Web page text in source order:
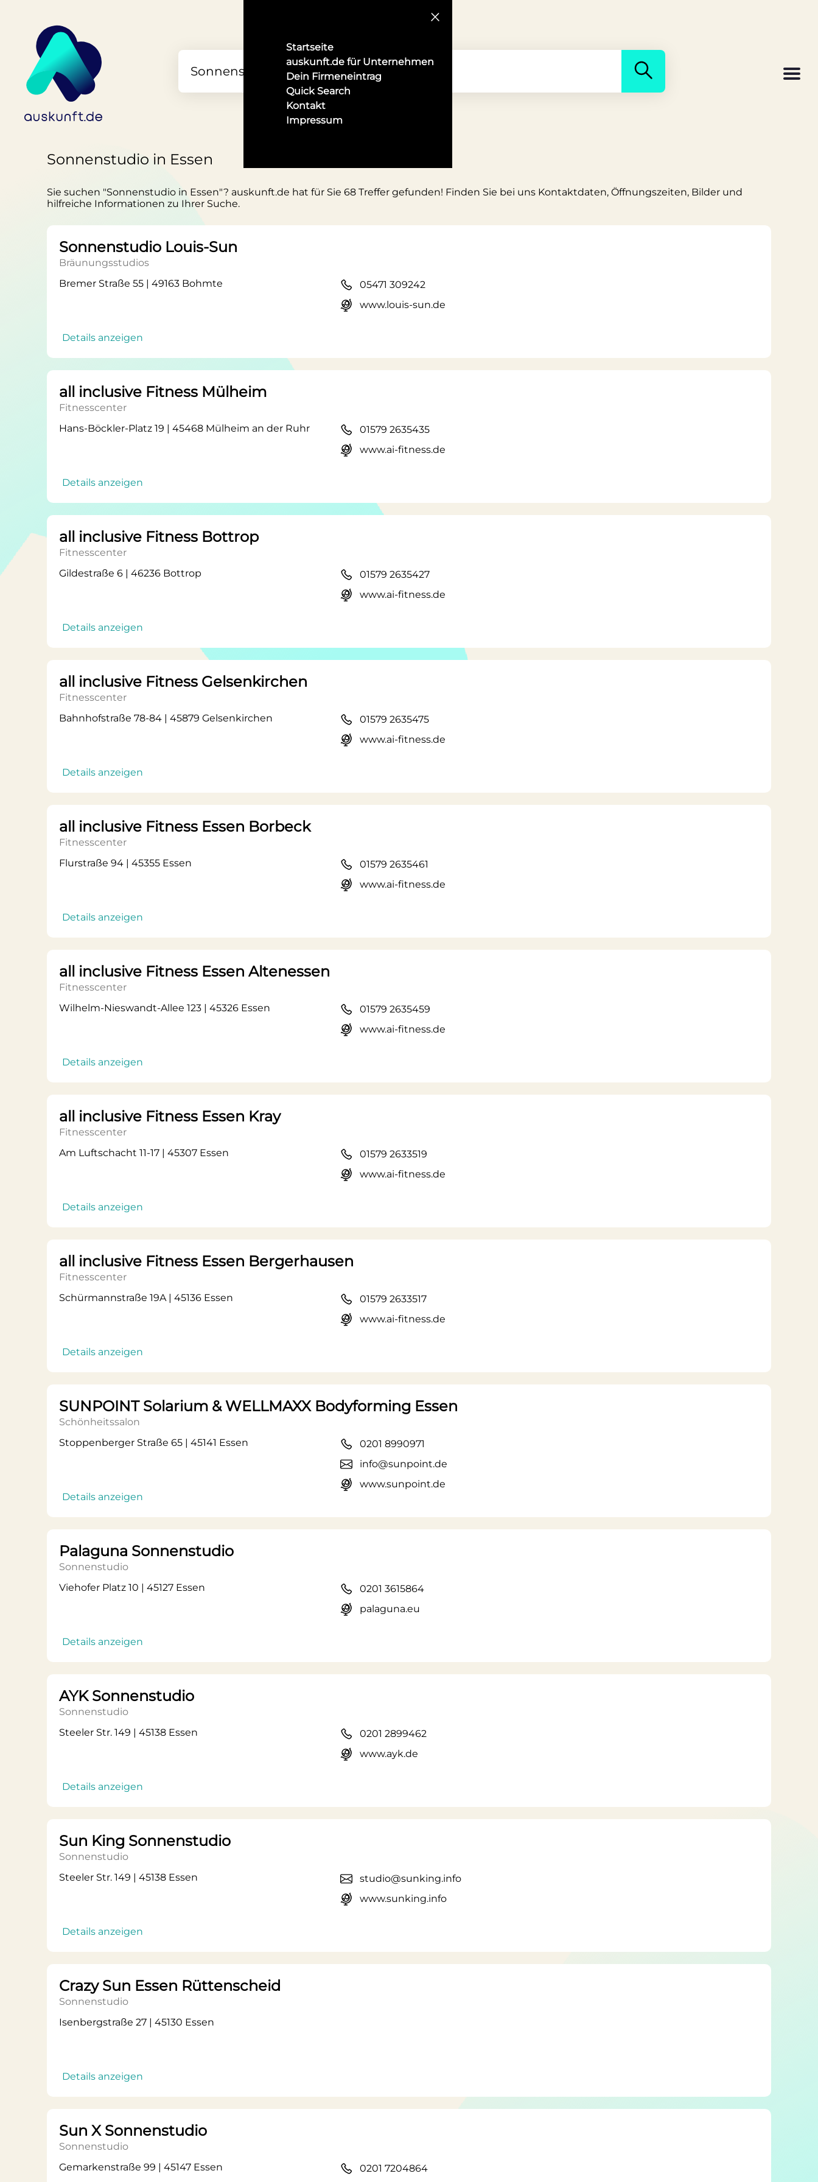
Startseite
auskunft.de für Unternehmen
Dein Firmeneintrag
Quick Search
Kontakt
Impressum
Sonnenstudio in Essen
Sie suchen "Sonnenstudio in Essen"? auskunft.de hat für Sie 68 Treffer gefunden! Finden Sie bei uns Kontaktdaten, Öffnungszeiten, Bilder und
hilfreiche Informationen zu Ihrer Suche.
Sonnenstudio Louis-Sun
Bräunungsstudios
Bremer Straße 55 | 49163 Bohmte
Details anzeigen
05471 309242
www.louis-sun.de
all inclusive Fitness Mülheim
Fitnesscenter
Hans-Böckler-Platz 19 | 45468 Mülheim an der Ruhr
Details anzeigen
01579 2635435
www.ai-fitness.de
all inclusive Fitness Bottrop
Fitnesscenter
Gildestraße 6 | 46236 Bottrop
Details anzeigen
01579 2635427
www.ai-fitness.de
all inclusive Fitness Gelsenkirchen
Fitnesscenter
Bahnhofstraße 78-84 | 45879 Gelsenkirchen
Details anzeigen
01579 2635475
www.ai-fitness.de
all inclusive Fitness Essen Borbeck
Fitnesscenter
Flurstraße 94 | 45355 Essen
Details anzeigen
01579 2635461
www.ai-fitness.de
all inclusive Fitness Essen Altenessen
Fitnesscenter
Wilhelm-Nieswandt-Allee 123 | 45326 Essen
Details anzeigen
01579 2635459
www.ai-fitness.de
all inclusive Fitness Essen Kray
Fitnesscenter
Am Luftschacht 11-17 | 45307 Essen
Details anzeigen
01579 2633519
www.ai-fitness.de
all inclusive Fitness Essen Bergerhausen
Fitnesscenter
Schürmannstraße 19A | 45136 Essen
Details anzeigen
01579 2633517
www.ai-fitness.de
SUNPOINT Solarium & WELLMAXX Bodyforming Essen
Schönheitssalon
Stoppenberger Straße 65 | 45141 Essen
Details anzeigen
0201 8990971
info@sunpoint.de
www.sunpoint.de
Palaguna Sonnenstudio
Sonnenstudio
Viehofer Platz 10 | 45127 Essen
Details anzeigen
0201 3615864
palaguna.eu
AYK Sonnenstudio
Sonnenstudio
Steeler Str. 149 | 45138 Essen
Details anzeigen
0201 2899462
www.ayk.de
Sun King Sonnenstudio
Sonnenstudio
Steeler Str. 149 | 45138 Essen
Details anzeigen
studio@sunking.info
www.sunking.info
Crazy Sun Essen Rüttenscheid
Sonnenstudio
Isenbergstraße 27 | 45130 Essen
Details anzeigen
Sun X Sonnenstudio
Sonnenstudio
Gemarkenstraße 99 | 45147 Essen
0201 7204864